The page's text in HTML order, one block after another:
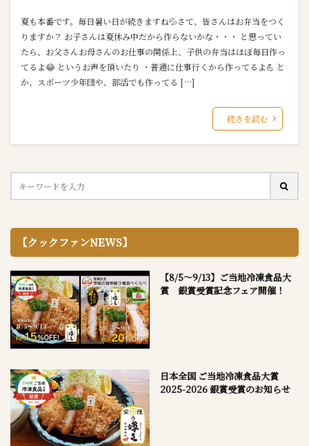
夏も本番です。毎日暑い日が続きますね💦さて、皆さんはお弁当をつく
りますか？ お子さんは夏休み中だから作らないかな・・・ と思ってい
たら、お父さんお母さんのお仕事の関係上、子供の弁当はほぼ毎日作っ
てるよ😂 というお声を頂いたり ・普通に仕事行くから作ってるよ💪 と
か、スポーツ少年団や、部活でも作ってる […]
続きを読む
【クックファンNEWS】
【8/5～9/13】ご当地冷凍食品大
賞 銀賞受賞記念フェア開催！
日本全国 ご当地冷凍食品大賞
2025-2026 銀賞受賞のお知らせ